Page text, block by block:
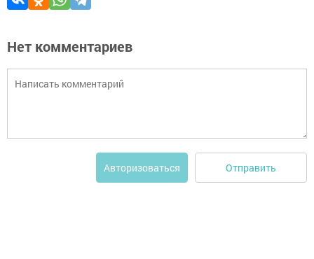
Нет комментариев
Авторизоваться Отправить